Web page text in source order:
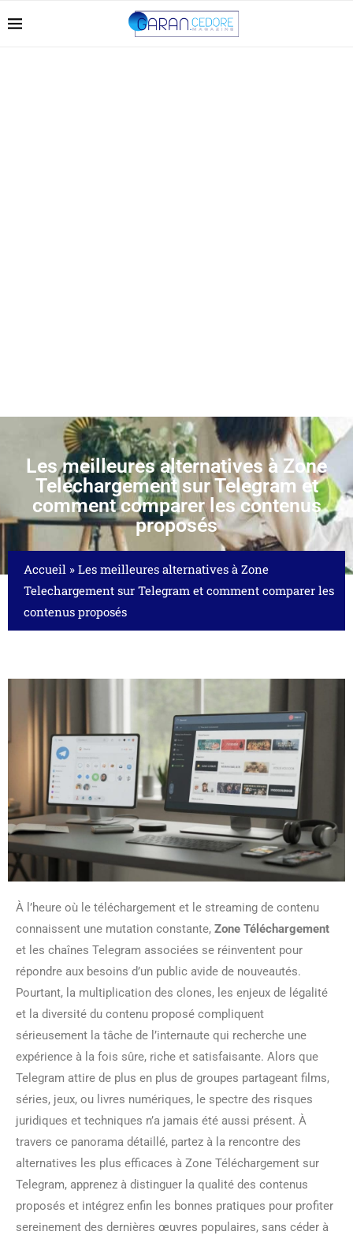
Les meilleures alternatives à Zone
Telechargement sur Telegram et
comment comparer les contenus
proposés
Accueil » Les meilleures alternatives à Zone
Telechargement sur Telegram et comment comparer les
contenus proposés
À l’heure où le téléchargement et le streaming de contenu
connaissent une mutation constante, Zone Téléchargement
et les chaînes Telegram associées se réinventent pour
répondre aux besoins d’un public avide de nouveautés.
Pourtant, la multiplication des clones, les enjeux de légalité
et la diversité du contenu proposé compliquent
sérieusement la tâche de l’internaute qui recherche une
expérience à la fois sûre, riche et satisfaisante. Alors que
Telegram attire de plus en plus de groupes partageant films,
séries, jeux, ou livres numériques, le spectre des risques
juridiques et techniques n’a jamais été aussi présent. À
travers ce panorama détaillé, partez à la rencontre des
alternatives les plus efficaces à Zone Téléchargement sur
Telegram, apprenez à distinguer la qualité des contenus
proposés et intégrez enfin les bonnes pratiques pour profiter
sereinement des dernières œuvres populaires, sans céder à